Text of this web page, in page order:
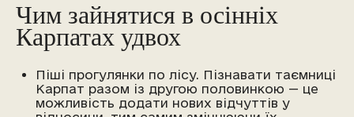
Чим зайнятися в осінніх
Карпатах удвох
Піші прогулянки по лісу. Пізнавати таємниці
Карпат разом із другою половинкою — це
можливість додати нових відчуттів у